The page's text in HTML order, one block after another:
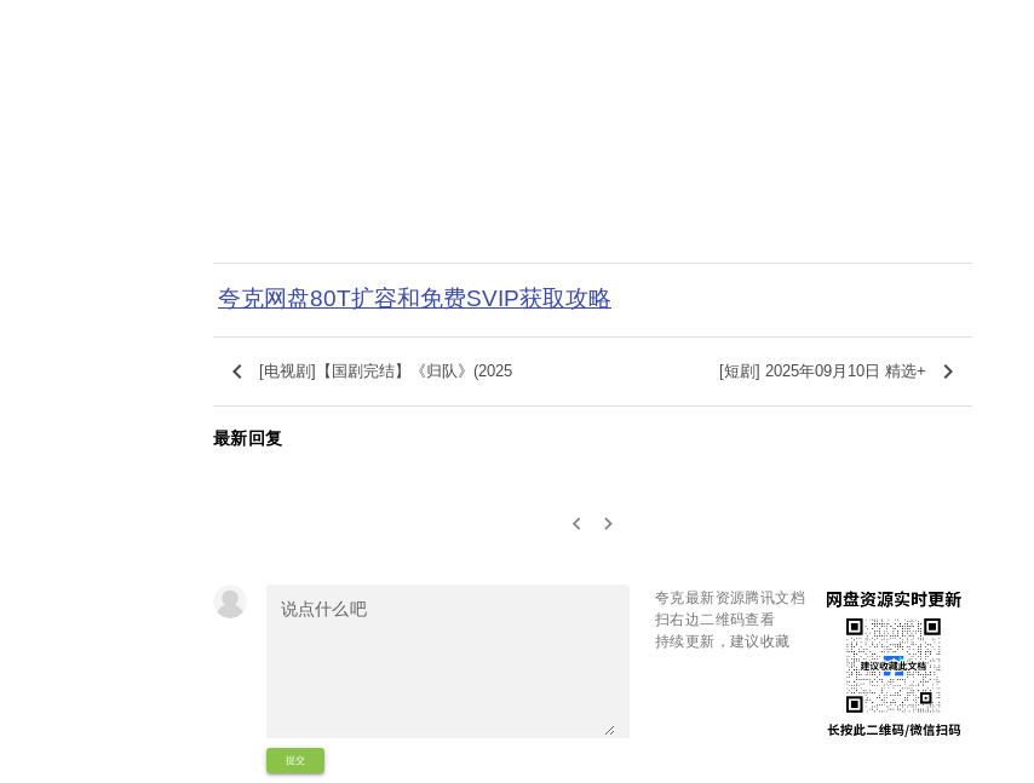
夸克网盘80T扩容和免费SVIP获取攻略
keyboard_arrow_left [电视剧]【国剧完结】《归队》(2025 [短剧] 2025年09月10日 精选+ keyboard_arrow_right
最新回复
keyboard_arrow_left keyboard_arrow_right
提交
夸克最新资源腾讯文档
扫右边二维码查看
持续更新，建议收藏